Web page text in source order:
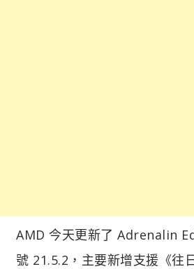
AMD 今天更新了 Adrenalin
號 21.5.2，主要新增支援《往